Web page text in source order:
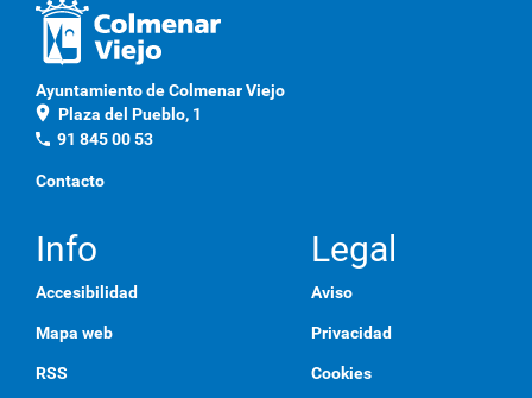
Ayuntamiento de Colmenar Viejo
location_on Plaza del Pueblo, 1
phone 91 845 00 53
Contacto
Info
Accesibilidad
Mapa web
RSS
Legal
Aviso
Privacidad
Cookies